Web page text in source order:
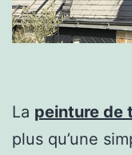
La peinture de
plus qu’une